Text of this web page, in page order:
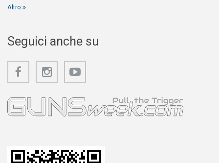
Altro
Seguici anche su